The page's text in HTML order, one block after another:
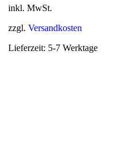
mehrere
auf.
Optionen
inkl. MwSt.
zzgl. Versandkosten
Lieferzeit: 5-7 Werktage